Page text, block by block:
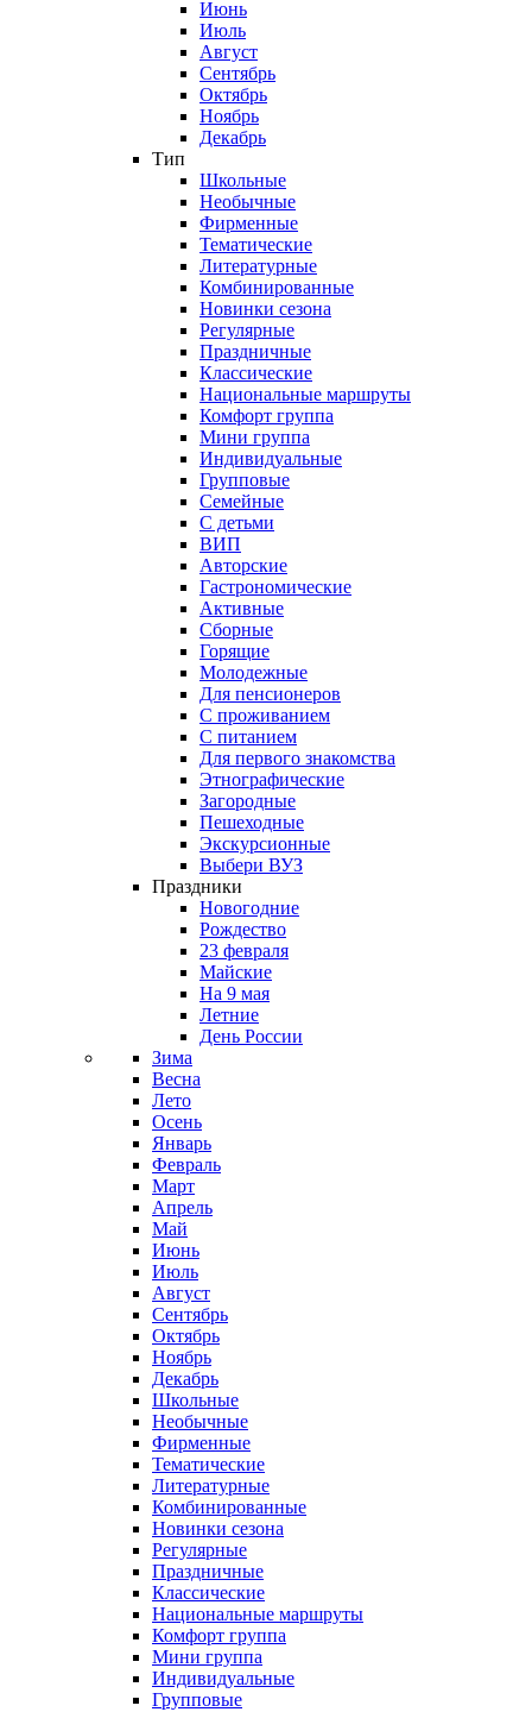
Июнь
Июль
Август
Сентябрь
Октябрь
Ноябрь
Декабрь
Тип
Школьные
Необычные
Фирменные
Тематические
Литературные
Комбинированные
Новинки сезона
Регулярные
Праздничные
Классические
Национальные маршруты
Комфорт группа
Мини группа
Индивидуальные
Групповые
Семейные
С детьми
ВИП
Авторские
Гастрономические
Активные
Сборные
Горящие
Молодежные
Для пенсионеров
С проживанием
С питанием
Для первого знакомства
Этнографические
Загородные
Пешеходные
Экскурсионные
Выбери ВУЗ
Праздники
Новогодние
Рождество
23 февраля
Майские
На 9 мая
Летние
День России
Зима
Весна
Лето
Осень
Январь
Февраль
Март
Апрель
Май
Июнь
Июль
Август
Сентябрь
Октябрь
Ноябрь
Декабрь
Школьные
Необычные
Фирменные
Тематические
Литературные
Комбинированные
Новинки сезона
Регулярные
Праздничные
Классические
Национальные маршруты
Комфорт группа
Мини группа
Индивидуальные
Групповые